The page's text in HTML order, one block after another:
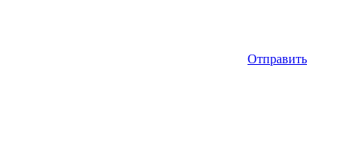
Отправить